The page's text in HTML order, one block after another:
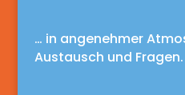
… in angenehmer
Austausch und Fragen.